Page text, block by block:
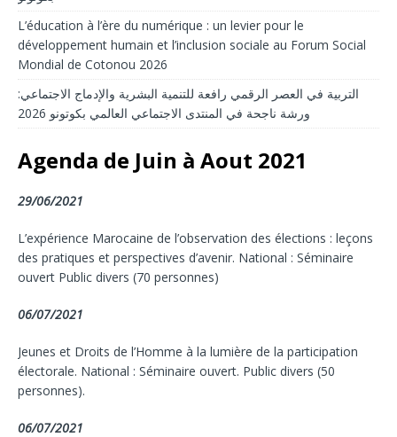
L’éducation à l’ère du numérique : un levier pour le
développement humain et l’inclusion sociale au Forum Social
Mondial de Cotonou 2026
التربية في العصر الرقمي رافعة للتنمية البشرية والإدماج الاجتماعي:
ورشة ناجحة في المنتدى الاجتماعي العالمي بكوتونو 2026
Agenda de Juin à Aout 2021
29/06/2021
L’expérience Marocaine de l’observation des élections : leçons
des pratiques et perspectives d’avenir. National : Séminaire
ouvert Public divers (70 personnes)
06/07/2021
Jeunes et Droits de l’Homme à la lumière de la participation
électorale. National : Séminaire ouvert. Public divers (50
personnes).
06/07/2021